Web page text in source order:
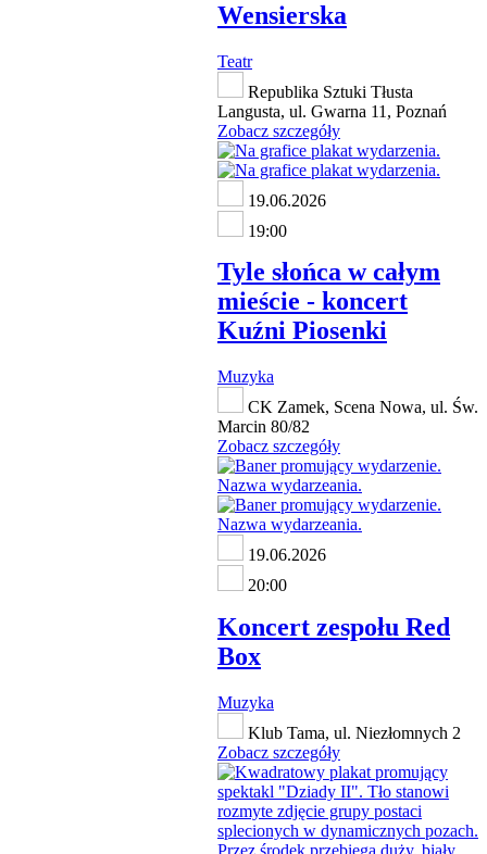
Wensierska
Teatr
Republika Sztuki Tłusta
Langusta, ul. Gwarna 11, Poznań
Zobacz szczegóły
19.06.2026
19:00
Tyle słońca w całym
mieście - koncert
Kuźni Piosenki
Muzyka
CK Zamek, Scena Nowa, ul. Św.
Marcin 80/82
Zobacz szczegóły
19.06.2026
20:00
Koncert zespołu Red
Box
Muzyka
Klub Tama, ul. Niezłomnych 2
Zobacz szczegóły